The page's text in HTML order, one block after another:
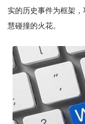
实的历史事件为框架
慧碰撞的火花。